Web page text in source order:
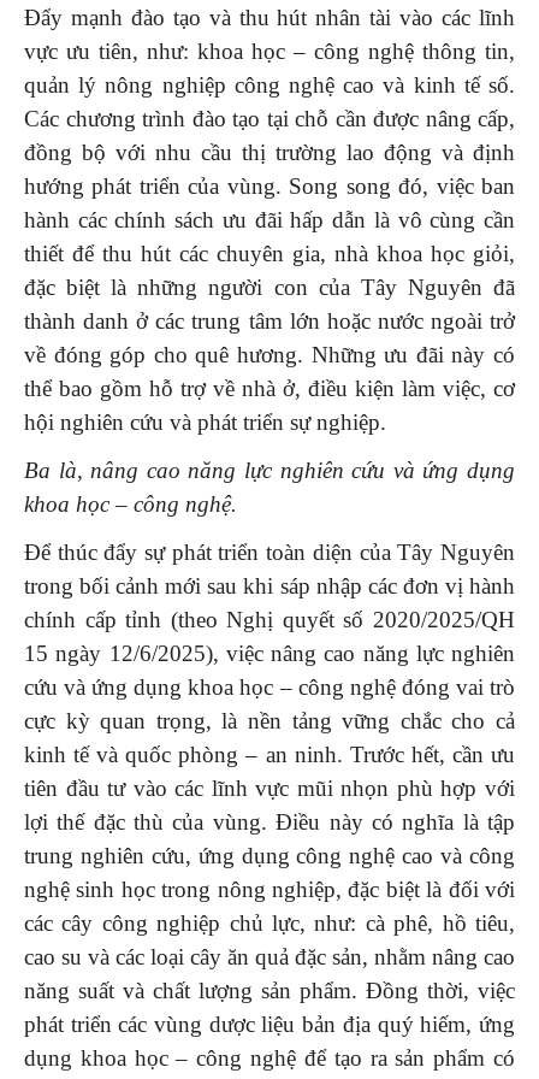
Đẩy mạnh đào tạo và thu hút nhân tài vào các lĩnh
vực ưu tiên, như: khoa học – công nghệ thông tin,
quản lý nông nghiệp công nghệ cao và kinh tế số.
Các chương trình đào tạo tại chỗ cần được nâng cấp,
đồng bộ với nhu cầu thị trường lao động và định
hướng phát triển của vùng. Song song đó, việc ban
hành các chính sách ưu đãi hấp dẫn là vô cùng cần
thiết để thu hút các chuyên gia, nhà khoa học giỏi,
đặc biệt là những người con của Tây Nguyên đã
thành danh ở các trung tâm lớn hoặc nước ngoài trở
về đóng góp cho quê hương. Những ưu đãi này có
thể bao gồm hỗ trợ về nhà ở, điều kiện làm việc, cơ
hội nghiên cứu và phát triển sự nghiệp.
Ba là, nâng cao năng lực nghiên cứu và ứng dụng
khoa học – công nghệ.
Để thúc đẩy sự phát triển toàn diện của Tây Nguyên
trong bối cảnh mới sau khi sáp nhập các đơn vị hành
chính cấp tỉnh (theo Nghị quyết số 2020/2025/QH
15 ngày 12/6/2025), việc nâng cao năng lực nghiên
cứu và ứng dụng khoa học – công nghệ đóng vai trò
cực kỳ quan trọng, là nền tảng vững chắc cho cả
kinh tế và quốc phòng – an ninh. Trước hết, cần ưu
tiên đầu tư vào các lĩnh vực mũi nhọn phù hợp với
lợi thế đặc thù của vùng. Điều này có nghĩa là tập
trung nghiên cứu, ứng dụng công nghệ cao và công
nghệ sinh học trong nông nghiệp, đặc biệt là đối với
các cây công nghiệp chủ lực, như: cà phê, hồ tiêu,
cao su và các loại cây ăn quả đặc sản, nhằm nâng cao
năng suất và chất lượng sản phẩm. Đồng thời, việc
phát triển các vùng dược liệu bản địa quý hiếm, ứng
dụng khoa học – công nghệ để tạo ra sản phẩm có